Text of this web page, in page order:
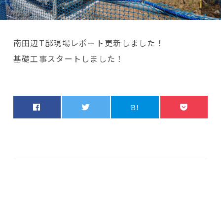
南田辺T邸現場レポート更新しました！
基礎工事スタートしました！